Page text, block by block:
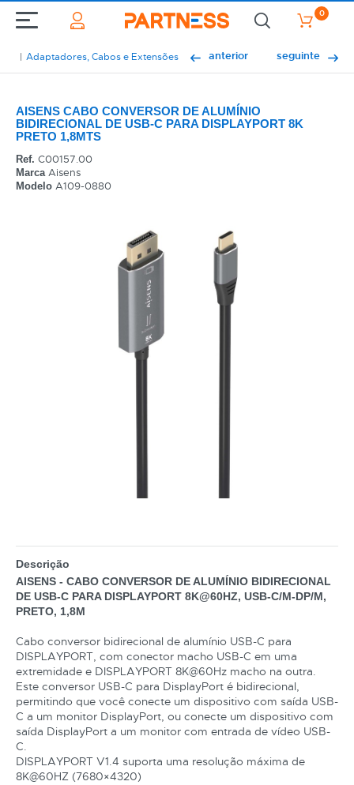
0
Adaptadores, Cabos e Extensões anterior seguinte
AISENS CABO CONVERSOR DE ALUMÍNIO
BIDIRECIONAL DE USB-C PARA DISPLAYPORT 8K
PRETO 1,8MTS
Ref. C00157.00
MarcaAisens
Modelo A109-0880
Descrição
AISENS - CABO CONVERSOR DE ALUMÍNIO BIDIRECIONAL
DE USB-C PARA DISPLAYPORT 8K@60HZ, USB-C/M-DP/M,
PRETO, 1,8M
Cabo conversor bidirecional de alumínio USB-C para
DISPLAYPORT, com conector macho USB-C em uma
extremidade e DISPLAYPORT 8K@60Hz macho na outra.
Este conversor USB-C para DisplayPort é bidirecional,
permitindo que você conecte um dispositivo com saída USB-
C a um monitor DisplayPort, ou conecte um dispositivo com
saída DisplayPort a um monitor com entrada de vídeo USB-
C.
DISPLAYPORT V1.4 suporta uma resolução máxima de
8K@60HZ (7680×4320)